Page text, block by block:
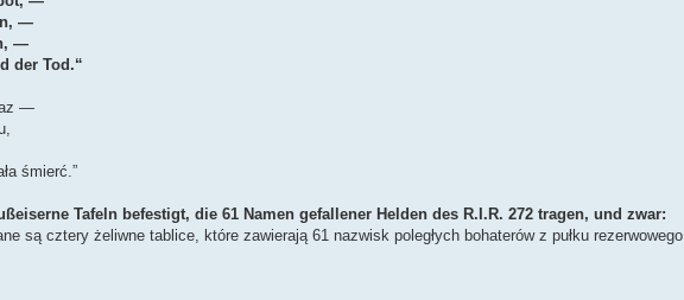
—
—
der Tod.“
—
śmierć.”
Tafeln befestigt, die 61 Namen gefallener Helden des R.I.R. 272 tragen, und zwar:
są cztery żeliwne tablice, które zawierają 61 nazwisk poległych bohaterów z pułku rezerwowego